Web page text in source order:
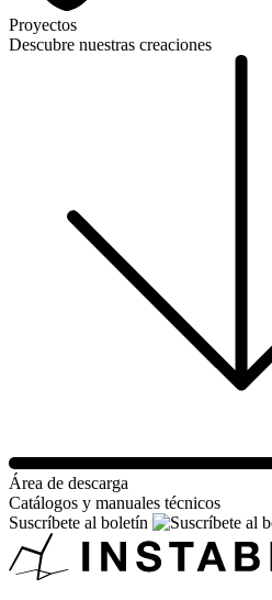
Proyectos
Descubre nuestras creaciones
Área de descarga
Catálogos y manuales técnicos
Suscríbete al boletín